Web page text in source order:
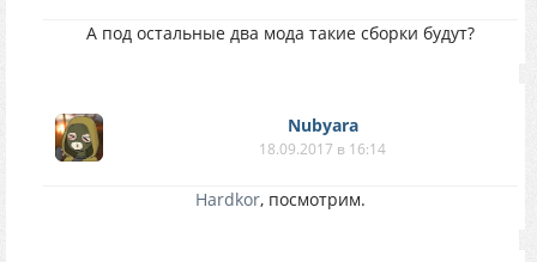
А под остальные два мода такие сборки будут?
Nubyara
18.09.2017 в 16:14
Hardkor, посмотрим.